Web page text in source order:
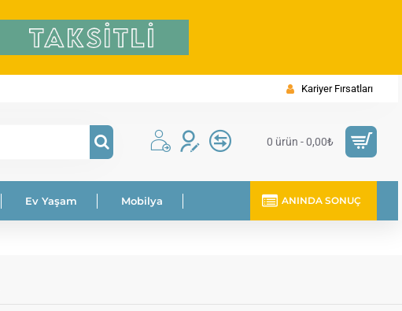
Kariyer Fırsatları
0 ürün - 0,00₺
Ev Yaşam Mobilya ANINDA SONUÇ